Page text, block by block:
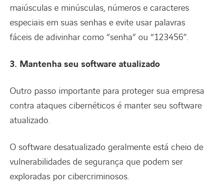
maiúsculas e minúsculas, números e caracteres
especiais em suas senhas e evite usar palavras
fáceis de adivinhar como “senha” ou “123456”.
3. Mantenha seu software atualizado
Outro passo importante para proteger sua empresa
contra ataques cibernéticos é manter seu software
atualizado.
O software desatualizado geralmente está cheio de
vulnerabilidades de segurança que podem ser
exploradas por cibercriminosos.